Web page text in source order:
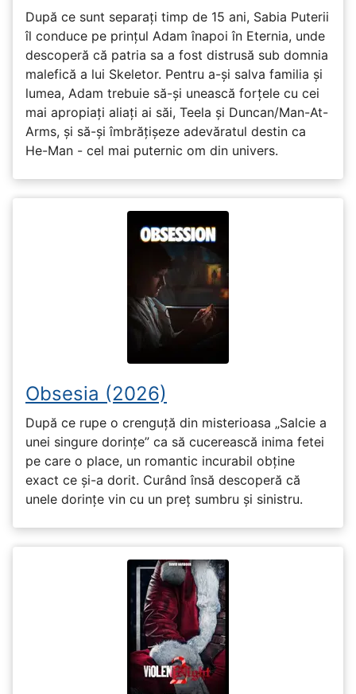
După ce sunt separați timp de 15 ani, Sabia Puterii
îl conduce pe prințul Adam înapoi în Eternia, unde
descoperă că patria sa a fost distrusă sub domnia
malefică a lui Skeletor. Pentru a-și salva familia și
lumea, Adam trebuie să-și unească forțele cu cei
mai apropiați aliați ai săi, Teela și Duncan/Man-At-
Arms, și să-și îmbrățișeze adevăratul destin ca
He-Man - cel mai puternic om din univers.
Obsesia (2026)
După ce rupe o crenguță din misterioasa „Salcie a
unei singure dorințe” ca să cucerească inima fetei
pe care o place, un romantic incurabil obține
exact ce și-a dorit. Curând însă descoperă că
unele dorințe vin cu un preț sumbru și sinistru.